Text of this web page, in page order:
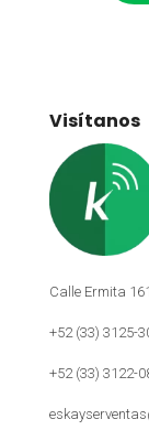
Visítanos
Calle Ermita
+52 (33) 3125-
+52 (33) 3122-